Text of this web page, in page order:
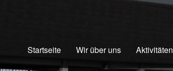
Startseite Wir über uns Aktivitäten